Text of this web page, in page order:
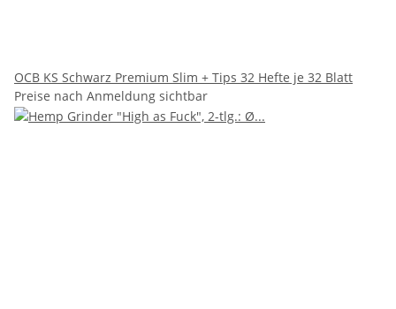
OCB KS Schwarz Premium Slim + Tips 32 Hefte je 32 Blatt
Preise nach Anmeldung sichtbar